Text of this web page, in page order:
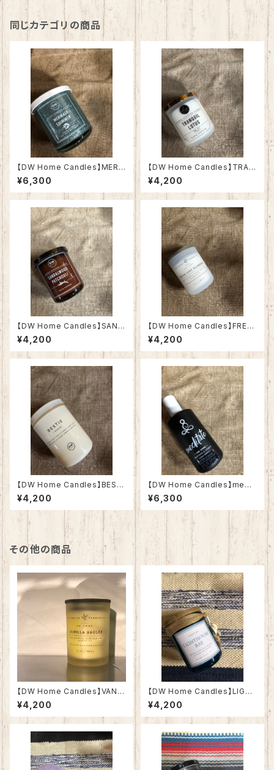
同じカテゴリの商品
【DW Home Candles】MERM
AID SHIMMER 9.3oz【アロマ
キャンドル】
¥6,300
【DW Home Candles】TRAN
QUIL LOTUS 3.8oz【アロマ
キャンドル】
¥4,200
【DW Home Candles】SAND
ALWOOD PATCHOULI 3.8o
z【アロマキャンドル】
¥4,200
【DW Home Candles】FRES
H CUT FLOWERS 3.8oz【ア
ロマキャンドル】
¥4,200
【DW Home Candles】BESTI
E 3.8oz【アロマキャンドル】
¥4,200
【DW Home Candles】medit
ate 4oz【ルーム&リネンスプレ
ー】
¥6,300
その他の商品
【DW Home Candles】VANIL
LA BRÛLÉE 8.1oz【アロマキャ
ンドル】
¥4,200
【DW Home Candles】LIGH
THOUSE BAY 3.8oz【アロマ
キャンドル】
¥4,200